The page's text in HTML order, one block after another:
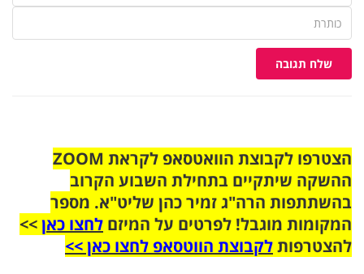
שלח תגובה
הצטרפו לקבוצת הוואטסאפ לקראת ZOOM
ההשקה שיתקיים בתחילת השבוע הקרוב
בהשתתפות הרה"ג זמיר כהן שליט"א. מספר
המקומות מוגבל! לפרטים על המיזם לחצו כאן>>
להצטרפותלקבוצת הווטסאפ לחצו כאן >>